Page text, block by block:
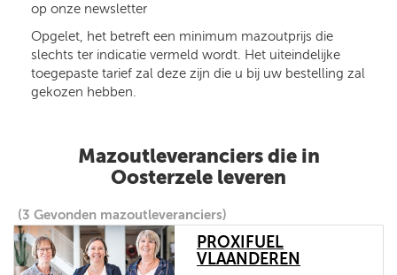
op onze newsletter
Opgelet, het betreft een minimum mazoutprijs die
slechts ter indicatie vermeld wordt. Het uiteindelijke
toegepaste tarief zal deze zijn die u bij uw bestelling zal
gekozen hebben.
Mazoutleveranciers die in
Oosterzele leveren
(3 Gevonden mazoutleveranciers)
PROXIFUEL
VLAANDEREN